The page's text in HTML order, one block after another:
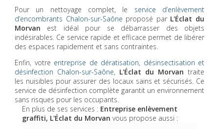
Pour un nettoyage complet, le service d’enlèvement
d’encombrants Chalon-sur-Saône proposé par L'Éclat du
Morvan est idéal pour se débarrasser des objets
indésirables. Ce service rapide et efficace permet de libérer
des espaces rapidement et sans contraintes.
Enfin, votre entreprise de dératisation, désinsectisation et
désinfection Chalon-sur-Saône, L'Éclat du Morvan traite
les nuisibles pour assurer des locaux sains et sécurisés. Ce
service de désinfection complète garantit un environnement
sans risques pour les occupants.
En plus de ses services : Entreprise enlèvement
graffiti, L'Éclat du Morvan vous propose aussi :